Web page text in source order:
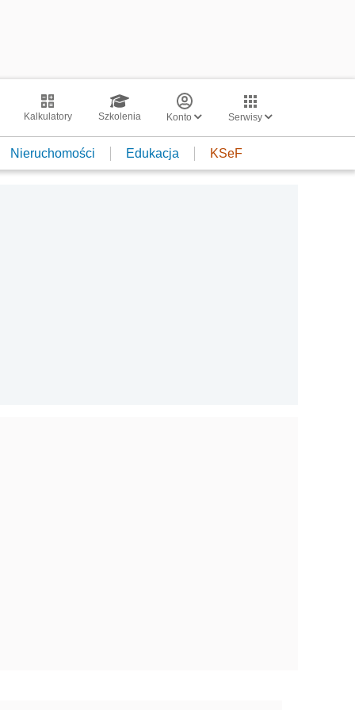
Kalkulatory Szkolenia Konto Serwisy
Nieruchomości Edukacja KSeF